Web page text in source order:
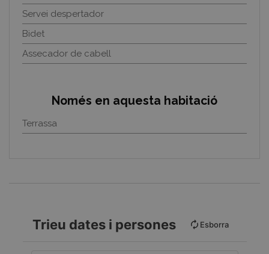
Servei despertador
Bidet
Assecador de cabell
Només en aquesta habitació
Terrassa
Trieu dates i persones Esborra